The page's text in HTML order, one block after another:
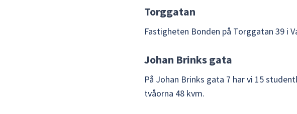
Torggatan
Fastigheten Bonden på Torggatan 39 i
Johan Brinks gata
På Johan Brinks gata 7 har vi 15
tvåorna 48 kvm.